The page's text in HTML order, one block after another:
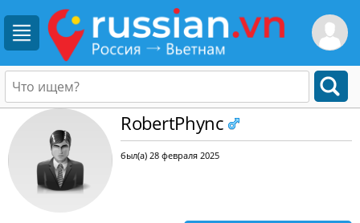
RobertPhync
был(а) 28 февраля 2025